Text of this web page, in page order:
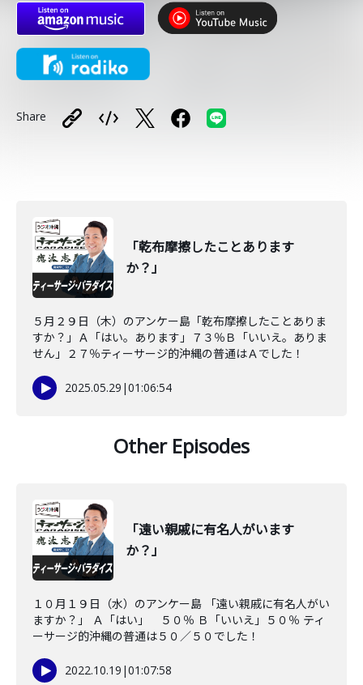
Share
「乾布摩擦したことあります
か？」
５月２９日（木）のアンケー島「乾布摩擦したことありま
すか？」Ａ「はい。あります」７３％Ｂ「いいえ。ありま
せん」２７％ティーサージ的沖縄の普通はＡでした！
2025.05.29 |01:06:54
Other Episodes
「遠い親戚に有名人がいます
か？」
１０月１９日（水）のアンケー島 「遠い親戚に有名人がい
ますか？」 Ａ「はい」 ５０％ Ｂ「いいえ」５０％ ティ
ーサージ的沖縄の普通は５０／５０でした！
2022.10.19 |01:07:58